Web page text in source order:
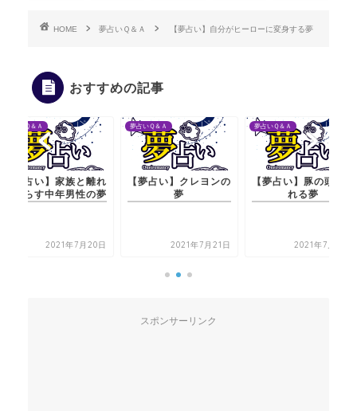
HOME 夢占いＱ＆Ａ 【夢占い】自分がヒーローに変身する夢
おすすめの記事
夢占いＱ＆Ａ
【夢占い】家族と離れ
て暮らす中年男性の夢
2021年7月20日
夢占いＱ＆Ａ
【夢占い】クレヨンの
夢
2021年7月21日
夢占いＱ＆Ａ
【夢占い】豚の頭が現
れる夢
2021年7月20日
スポンサーリンク